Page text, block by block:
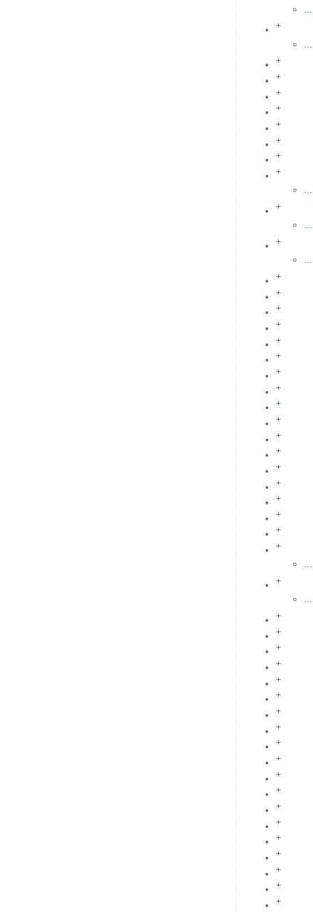
+
+
+
+
+
+
+
+
+
...
+
...
+
...
+
+
+
+
+
+
+
+
+
+
+
+
+
+
+
+
+
+
...
+
...
+
+
+
+
+
+
+
+
+
+
+
+
+
+
+
+
+
+
+